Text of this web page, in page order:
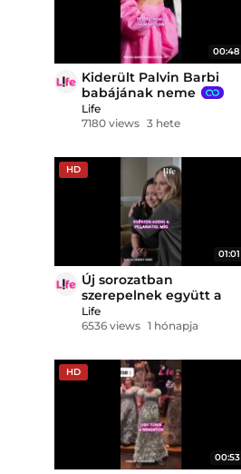
00:48
Kiderült Palvin Barbi
babájának neme
Life
7180 views 3 hete
HD
01:01
Új sorozatban
szerepelnek együtt a
Vámpírnaplók sztárjai
Life
6536 views 1 hónapja
HD
00:53